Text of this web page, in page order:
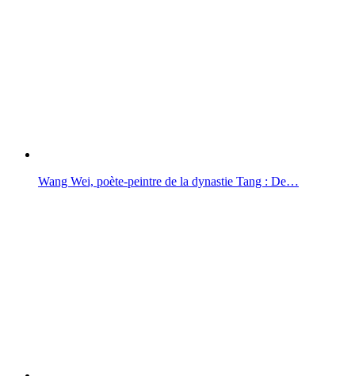
Wang Wei, poète-peintre de la dynastie Tang : De…